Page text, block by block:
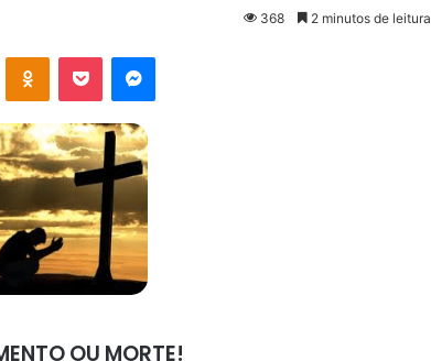
368 2 minutos de leitura
OK Pocket Messenger
OU MORTE!